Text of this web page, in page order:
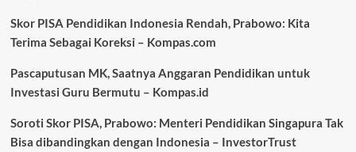
Skor PISA Pendidikan Indonesia Rendah, Prabowo: Kita
Terima Sebagai Koreksi – Kompas.com
Pascaputusan MK, Saatnya Anggaran Pendidikan untuk
Investasi Guru Bermutu – Kompas.id
Soroti Skor PISA, Prabowo: Menteri Pendidikan Singapura Tak
Bisa dibandingkan dengan Indonesia – InvestorTrust